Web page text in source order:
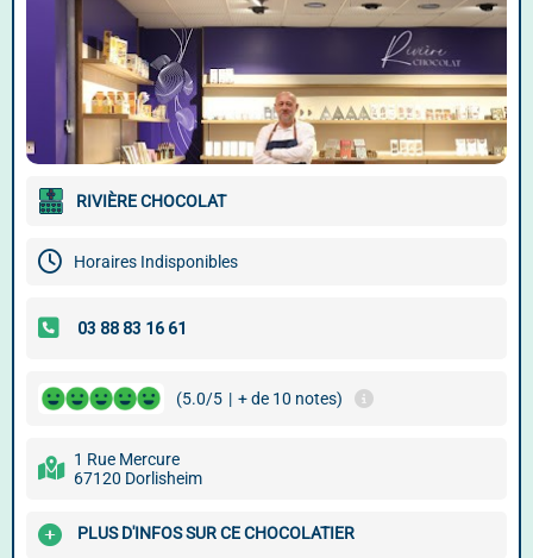
RIVIÈRE CHOCOLAT
Horaires Indisponibles
(5.0/5 | + de 10 notes)
1 Rue Mercure
67120 Dorlisheim
PLUS D'INFOS SUR CE CHOCOLATIER